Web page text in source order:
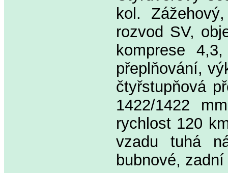
kol.
rozvod SV,
komprese
přeplňování,
čtyřstupňová
1422/1422
rychlost 120
vzadu tuhá
bubnové,